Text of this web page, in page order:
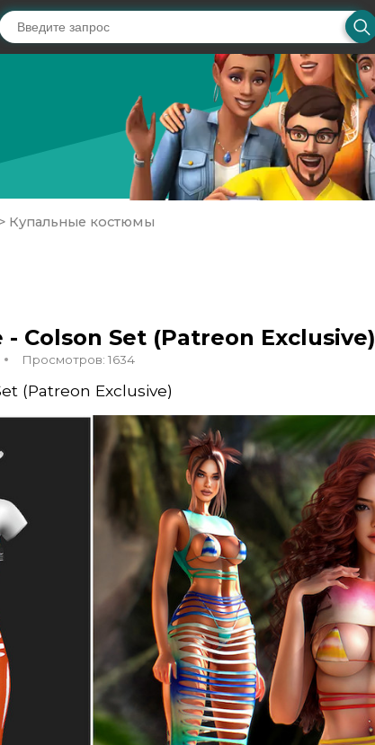
> Купальные костюмы
Colson Set (Patreon Exclusive)
Просмотров: 1634
(Patreon Exclusive)